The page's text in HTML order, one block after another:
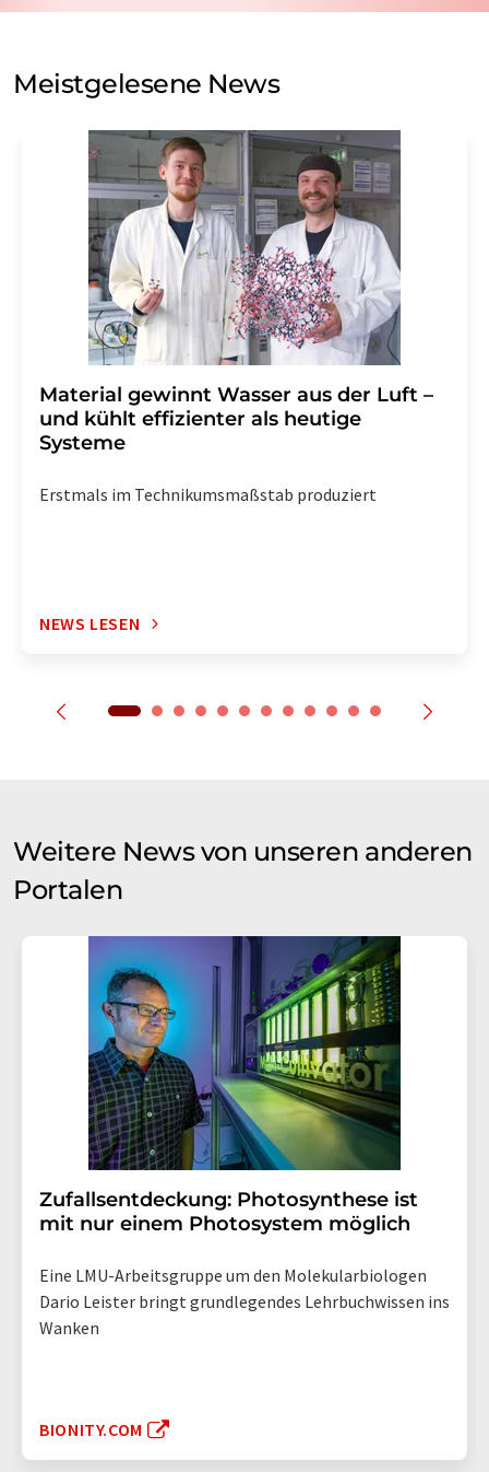
auf Basis unsererDatenschutzerklärung. LUMITOS darf
Meinungsforschung per E-Mail kontaktieren. Ihre
Einwilligung können Sie jederzeit ohne Angabe von
Str. 2, 12489 Berlin oder per E-Mail unter
widerruf@lumitos.commit Wirkung für die Zukunft
widerrufen. Zudem ist in jeder E-Mail ein Link zur
Abbestellung des entsprechenden Newsletters
enthalten.
Meistgelesene News
Material gewinnt Wasser aus der Luft –
und kühlt effizienter als heutige
Systeme
Erstmals im Technikumsmaßstab produziert
NEWS LESEN
Weitere News von unseren anderen
Portalen
Zufallsentdeckung: Photosynthese ist
mit nur einem Photosystem möglich
Eine LMU-Arbeitsgruppe um den Molekularbiologen
Dario Leister bringt grundlegendes Lehrbuchwissen ins
Wanken
BIONITY.COM